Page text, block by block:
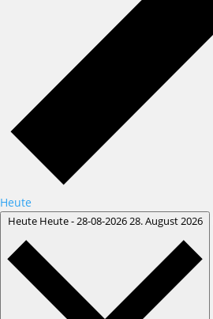
Heute
Heute Heute-28-08-202628. August 2026